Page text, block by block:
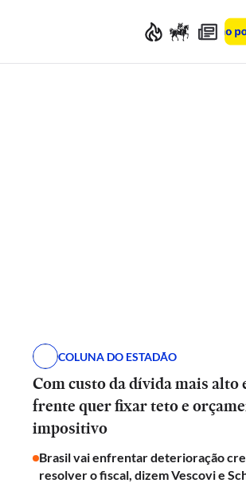
COLUNA DO ESTADÃO
Com custo da dívida mais alto
frente quer fixar teto e
impositivo
Brasil vai enfrentar deterioração
resolver o fiscal, dizem Vescovi e